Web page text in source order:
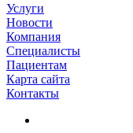
Услуги
Новости
Компания
Специалисты
Пациентам
Карта сайта
Контакты